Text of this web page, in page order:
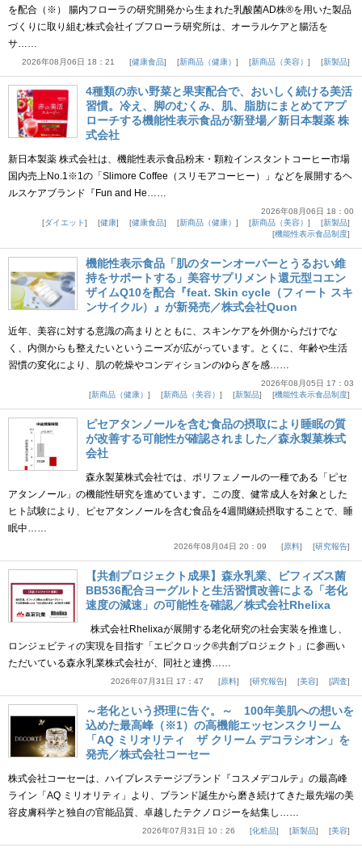
を配合（※） 腸内フローラの研究開発から生まれた乳酸菌AD株®を用いた製品
づくりに取り組む株式会社イブフローラ研究所は、オーラルケアと腸活を
サ……
2026年08月06日 18：21 健康食品 新商品（健康） 新商品（美容） 新製品
4種類の赤い野菜と果実配合で、おいしく続ける美活
習慣。冷え、脚のむくみ、肌、脂肪にまとめてアプ
ローチする機能性表示食品が新登場／新日本製薬 株
式会社
新日本製薬 株式会社は、機能性表示食品粉末・顆粒インスタントコーヒー市場
国内売上No.1※1の「Slimore Coffee（スリモアコーヒー）」などを展開するヘ
ルスケアブランド『Fun and He……
2026年08月06日 18：00
ダイエット
健康 健康食品 新商品（健康） 新商品（美容）
新製品
機能性表示食品制度
機能性表示食品「肌のターンオーバーとうるおい維
持をサポートする」美容サプリメント還元型コエン
ザイムQ10を配合『feat. Skin cycle（フィート スキ
ンサイクル）』が新発売／株式会社Quon
近年、美容に対する意識の高まりとともに、スキンケアを外側からだけでな
く、内側からも整えたいというニーズが広がっています。とくに、年齢や生活
習慣の変化により、肌の乾燥やコンディションのゆらぎを感……
2026年08月05日 17：03
新商品（健康）
新商品（美容） 新製品 機能性表示食品制度
ピセアタンノールを含む食品の摂取により睡眠の質
が改善する可能性が確認されました／森永製菓株式
会社
森永製菓株式会社では、ポリフェノールの一種である「ピセ
アタンノール」の機能性研究を進めています。この度、健常成人を対象とした
ヒト試験により、ピセアタンノールを含む食品を4週間継続摂取することで、睡
眠中……
2026年08月04日 20：09 原料 研究報告
【共創プロジェクト成果】森永乳業、ビフィズス菌
BB536配合ヨーグルトと生活習慣改善による「老化
速度の減速」の可能性を確認／株式会社Rhelixa
株式会社Rhelixaが展開する老化研究の社会実装を推進し、
ロンジェビティの実現を目指す「エピクロック®共創プロジェクト」に参画い
ただいている森永乳業株式会社が、同社と連携……
2026年07月31日 17：47 原料 研究報告 美容 調査
～老化という摂理に告ぐ。～ 100年美肌への想いを
込めた最高峰（※1）の高機能エッセンスクリーム
「AQ ミリオリティ ザ クリーム デコラシオン」を
発売／株式会社コーセー
株式会社コーセーは、ハイプレステージブランド『コスメデコルテ』の最高峰
ライン「AQ ミリオリティ」より、ブランド誕生から磨き続けてきた最先端の美
容皮膚科学と独自の官能品質、卓越したテクノロジーを結集し……
2026年07月31日 10：26 化粧品 新製品 美容